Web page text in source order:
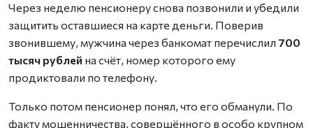
Через неделю пенсионеру снова позвонили и убедили
защитить оставшиеся на карте деньги. Поверив
звонившему, мужчина через банкомат перечислил 700
тысяч рублей на счёт, номер которого ему
продиктовали по телефону.
Только потом пенсионер понял, что его обманули. По
факту мошенничества, совершённого в особо крупном